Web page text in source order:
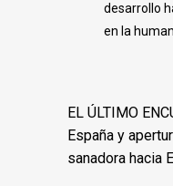
desarrollo
en la
EL ÚLTIMO
España y
sanadora hacia